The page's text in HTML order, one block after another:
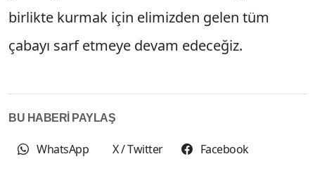
birlikte kurmak için elimizden gelen tüm
çabayı sarf etmeye devam edeceğiz.
BU HABERİ PAYLAŞ
WhatsApp X / Twitter Facebook